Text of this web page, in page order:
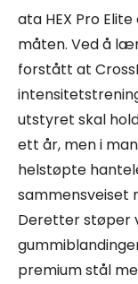
ata HEX Pro
måten. Ved å
forstått at
utstyret skal
ett år, men i
helstøpte
sammensveiset
Deretter støper
premium stål